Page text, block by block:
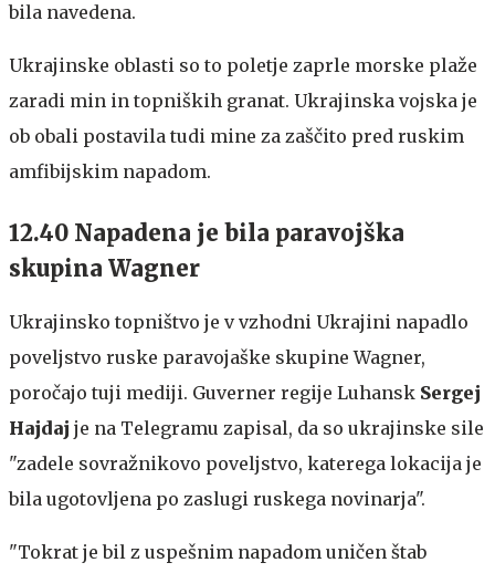
bila navedena.
Ukrajinske oblasti so to poletje zaprle morske plaže
zaradi min in topniških granat. Ukrajinska vojska je
ob obali postavila tudi mine za zaščito pred ruskim
amfibijskim napadom.
12.40 Napadena je bila paravojška
skupina Wagner
Ukrajinsko topništvo je v vzhodni Ukrajini napadlo
poveljstvo ruske paravojaške skupine Wagner,
poročajo tuji mediji. Guverner regije Luhansk Sergej
Hajdaj je na Telegramu zapisal, da so ukrajinske sile
"zadele sovražnikovo poveljstvo, katerega lokacija je
bila ugotovljena po zaslugi ruskega novinarja".
"Tokrat je bil z uspešnim napadom uničen štab